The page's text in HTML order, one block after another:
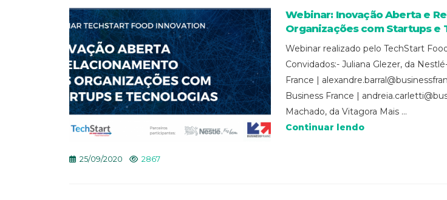
Webinar: Inovação Aberta e
Organizações com Startups e
Webinar realizado pelo TechStart
Convidados:- Juliana Glezer, da
France |
Business France |
Machado, da Vitagora Mais ...
Continuar lendo
25/09/2020 2867